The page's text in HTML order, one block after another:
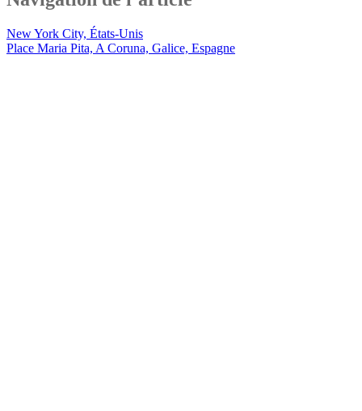
New York City, États-Unis
Place Maria Pita, A Coruna, Galice, Espagne